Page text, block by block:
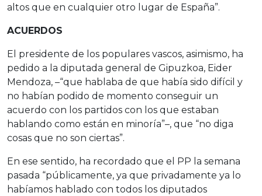
altos que en cualquier otro lugar de España”.
ACUERDOS
El presidente de los populares vascos, asimismo, ha
pedido a la diputada general de Gipuzkoa, Eider
Mendoza, –“que hablaba de que había sido difícil y
no habían podido de momento conseguir un
acuerdo con los partidos con los que estaban
hablando como están en minoría”–, que “no diga
cosas que no son ciertas”.
En ese sentido, ha recordado que el PP la semana
pasada “públicamente, ya que privadamente ya lo
habíamos hablado con todos los diputados